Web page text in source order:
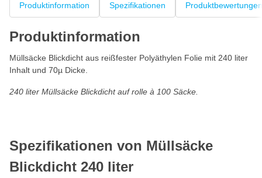
Produktinformation Spezifikationen Produktbewertungen
Produktinformation
Müllsäcke Blickdicht aus reißfester Polyäthylen Folie mit 240 liter
Inhalt und 70µ Dicke.
240 liter Müllsäcke Blickdicht auf rolle à 100 Säcke.
Spezifikationen von Müllsäcke
Blickdicht 240 liter